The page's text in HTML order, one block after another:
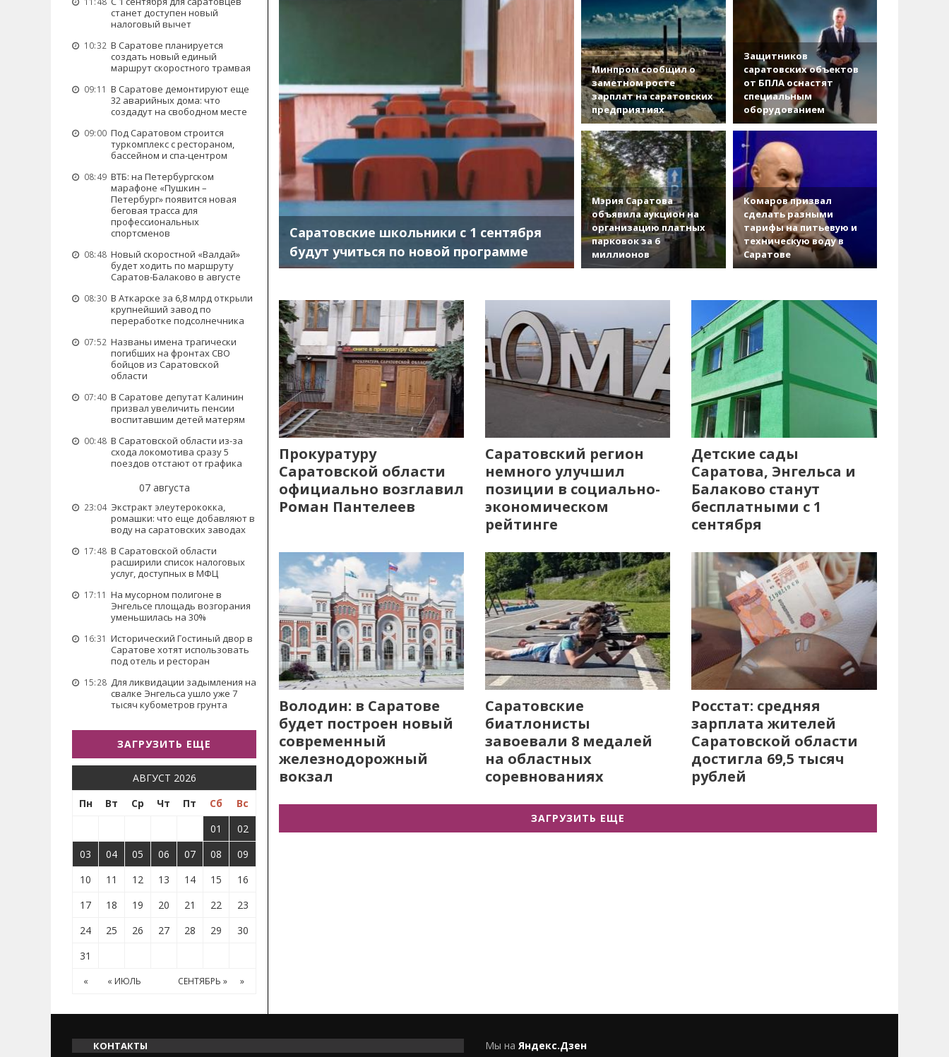
станет доступен новый
налоговый вычет
10:32 В Саратове планируется
создать новый единый
маршрут скоростного трамвая
09:11 В Саратове демонтируют еще
32 аварийных дома: что
создадут на свободном месте
09:00 Под Саратовом строится
туркомплекс с рестораном,
бассейном и спа-центром
08:49 ВТБ: на Петербургском
марафоне «Пушкин –
Петербург» появится новая
беговая трасса для
профессиональных
спортсменов
08:48 Новый скоростной «Валдай»
будет ходить по маршруту
Саратов-Балаково в августе
08:30 В Аткарске за 6,8 млрд открыли
крупнейший завод по
переработке подсолнечника
07:52 Названы имена трагически
погибших на фронтах СВО
бойцов из Саратовской
области
07:40 В Саратове депутат Калинин
призвал увеличить пенсии
воспитавшим детей матерям
00:48 В Саратовской области из-за
схода локомотива сразу 5
поездов отстают от графика
07 августа
23:04 Экстракт элеутерококка,
ромашки: что еще добавляют в
воду на саратовских заводах
17:48 В Саратовской области
расширили список налоговых
услуг, доступных в МФЦ
17:11 На мусорном полигоне в
Энгельсе площадь возгорания
уменьшилась на 30%
16:31 Исторический Гостиный двор в
Саратове хотят использовать
под отель и ресторан
15:28 Для ликвидации задымления на
свалке Энгельса ушло уже 7
тысяч кубометров грунта
ЗАГРУЗИТЬ ЕЩЕ
АВГУСТ 2026
Пн
Вт Ср Чт Пт Сб
Вс
01
02
03
04 05 06 07 08
09
10
11 12 13 14 15
16
17
18 19 20 21 22
23
24
25 26 27 28 29
30
31
« « ИЮЛЬ СЕНТЯБРЬ » »
Саратовские школьники с 1 сентября
будут учиться по новой программе
Минпром сообщил о
заметном росте
зарплат на саратовских
предприятиях
Защитников
саратовских объектов
от БПЛА оснастят
специальным
оборудованием
Мэрия Саратова
объявила аукцион на
организацию платных
парковок за 6
миллионов
Комаров призвал
сделать разными
тарифы на питьевую и
техническую воду в
Саратове
Прокуратуру
Саратовской области
официально возглавил
Роман Пантелеев
Саратовский регион
немного улучшил
позиции в социально-
экономическом
рейтинге
Детские сады
Саратова, Энгельса и
Балаково станут
бесплатными с 1
сентября
Володин: в Саратове
будет построен новый
современный
железнодорожный
вокзал
Саратовские
биатлонисты
завоевали 8 медалей
на областных
соревнованиях
Росстат: средняя
зарплата жителей
Саратовской области
достигла 69,5 тысяч
рублей
ЗАГРУЗИТЬ ЕЩЕ
КОНТАКТЫ Мы на Яндекс.Дзен